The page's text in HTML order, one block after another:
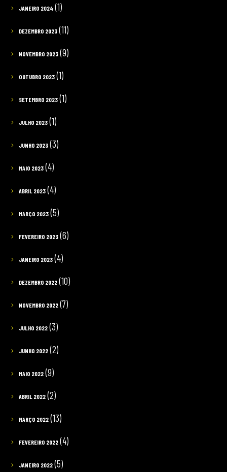
JANEIRO 2024 (1)
DEZEMBRO 2023(11)
NOVEMBRO 2023(9)
OUTUBRO 2023(1)
SETEMBRO 2023(1)
JULHO 2023(1)
JUNHO 2023(3)
MAIO 2023(4)
ABRIL 2023(4)
MARÇO 2023(5)
FEVEREIRO 2023(6)
JANEIRO 2023(4)
DEZEMBRO 2022(10)
NOVEMBRO 2022(7)
JULHO 2022(3)
JUNHO 2022(2)
MAIO 2022(9)
ABRIL 2022(2)
MARÇO 2022(13)
FEVEREIRO 2022(4)
JANEIRO 2022(5)